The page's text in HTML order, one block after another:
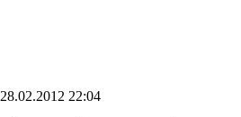
28.02.2012 22:04